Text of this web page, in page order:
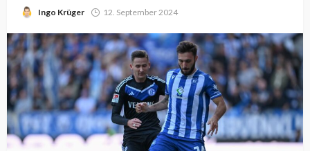
Ingo Krüger 12. September 2024